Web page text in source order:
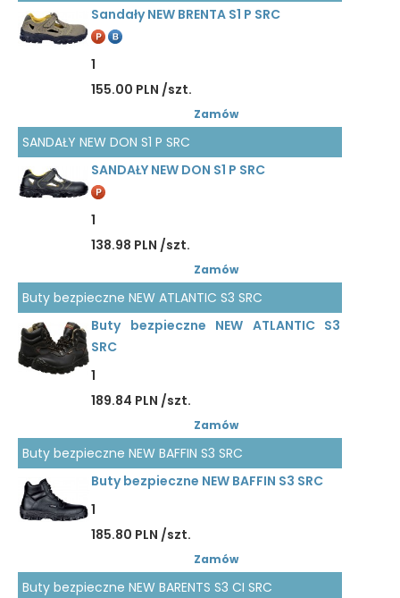
Sandały NEW BRENTA S1 P SRC
1
155.00 PLN /szt.
Zamów
SANDAŁY NEW DON S1 P SRC
SANDAŁY NEW DON S1 P SRC
1
138.98 PLN /szt.
Zamów
Buty bezpieczne NEW ATLANTIC S3 SRC
Buty bezpieczne NEW ATLANTIC S3
SRC
1
189.84 PLN /szt.
Zamów
Buty bezpieczne NEW BAFFIN S3 SRC
Buty bezpieczne NEW BAFFIN S3 SRC
1
185.80 PLN /szt.
Zamów
Buty bezpieczne NEW BARENTS S3 CI SRC